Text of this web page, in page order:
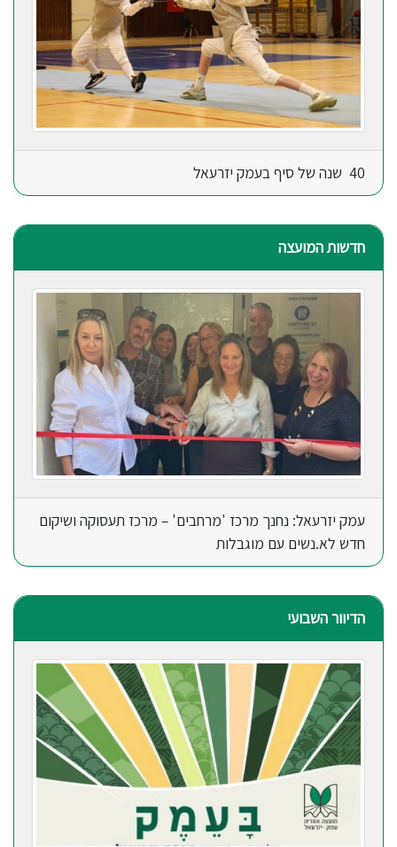
40 שנה של סיף בעמק יזרעאל
חדשות המועצה
עמק יזרעאל: נחנך מרכז 'מרחבים' – מרכז תעסוקה ושיקום
חדש לא.נשים עם מוגבלות
הדיוור השבועי